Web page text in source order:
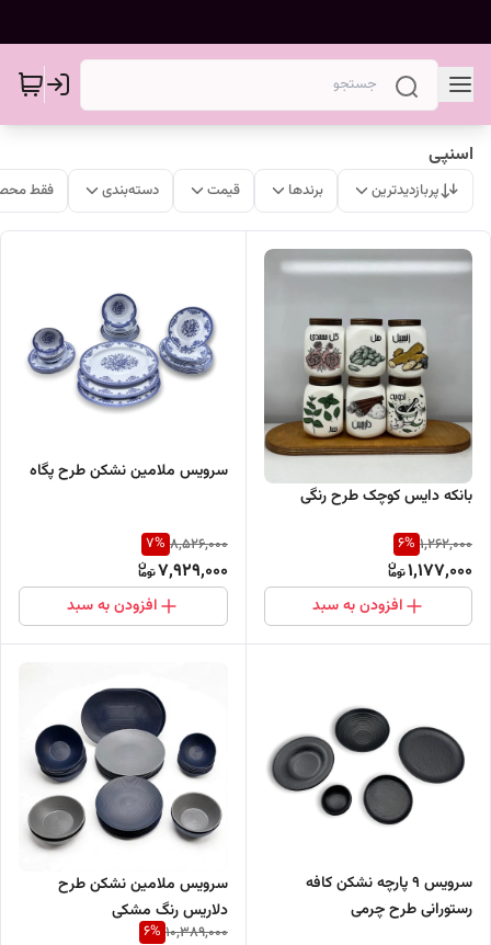
اسنپی
پربازدیدترین برندها قیمت دسته‌بندی فقط
بانکه دایس کوچک طرح رنگی
1,262,000
6%
1,177,000
افزودن به سبد
سرویس ملامین نشکن طرح پگاه
8,526,000
7%
7,929,000
افزودن به سبد
سرویس ۹ پارچه نشکن کافه
رستورانی طرح چرمی
سرویس ملامین نشکن طرح
دلاریس رنگ مشکی
10,389,000
6%